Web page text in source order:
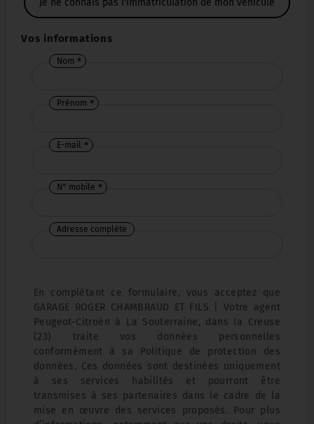
Je ne connais pas l'immatriculation de mon véhicule
Vos informations
Nom
Prénom
E-mail
N° mobile
Adresse complète
En complétant ce formulaire, vous acceptez que
GARAGE ROGER CHAMBRAUD ET FILS | Votre agent
Peugeot-Citroën à La Souterraine, dans la Creuse
(23) traite vos données personnelles
conformément à sa Politique de protection des
données. Ces données sont destinées uniquement
à ses services habilités et pourront être
transmises à ses partenaires dans le cadre de la
mise en œuvre des services proposés. Pour plus